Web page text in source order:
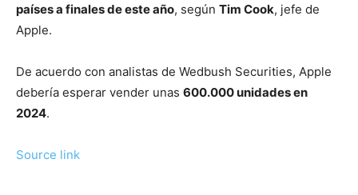
países a finales de este año, según Tim Cook, jefe de
Apple.
De acuerdo con analistas de Wedbush Securities, Apple
debería esperar vender unas 600.000 unidades en
2024.
Source link